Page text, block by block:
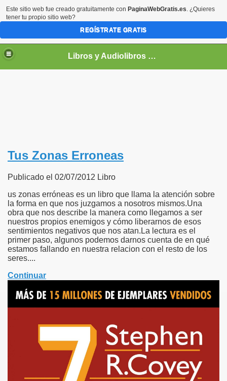
Libros y Audiolibros Para emprendedores
Tus Zonas Erroneas
Publicado el 02/07/2012 Libro
us zonas erróneas es un libro que llama la atención sobre
la forma en que nos juzgamos a nosotros mismos.Una
obra que nos describe la manera como llegamos a ser
nuestros propios enemigos y cómo liberarnos de esos
sentimientos negativos que nos atan.La lectura es el
primer paso, algunos podemos darnos cuenta de en qué
estamos fallando en nuestra relacion con el resto de los
seres....
Continuar
Este sitio web fue creado gratuitamente con PaginaWebGratis.es. ¿Quieres
tener tu propio sitio web?
REGÍSTRATE GRATIS